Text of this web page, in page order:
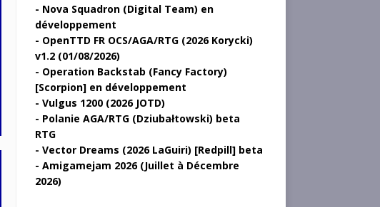
Nova Squadron (Digital Team) en
développement
OpenTTD FR OCS/AGA/RTG (2026 Korycki)
v1.2 (01/08/2026)
Operation Backstab (Fancy Factory)
[Scorpion] en développement
Vulgus 1200 (2026 JOTD)
Polanie AGA/RTG (Dziubałtowski) beta
RTG
Vector Dreams (2026 LaGuiri) [Redpill] beta
Amigamejam 2026 (Juillet à Décembre
2026)